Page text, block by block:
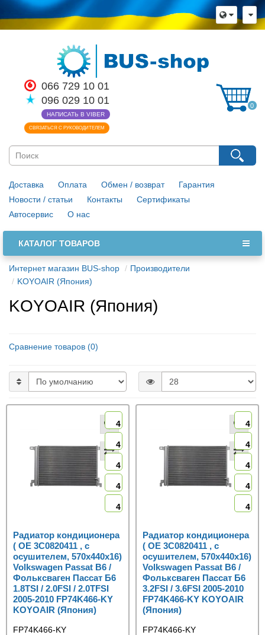
066 729 10 01
096 029 10 01
НАПИСАТЬ В VIBER
СВЯЗАТЬСЯ С РУКОВОДИТЕЛЕМ
0
Доставка Оплата Обмен / возврат
Гарантия
Новости / статьи
Контакты
Сертификаты
Автосервис
О нас
КАТАЛОГ ТОВАРОВ
Интернет магазин BUS-shop
Производители
KOYOAIR (Япония)
KOYOAIR (Япония)
Сравнение товаров (0)
4
4
4
4
4
Радиатор кондиционера
( OE 3C0820411 , с
осушителем, 570x440x16)
Volkswagen Passat B6 /
Фольксваген Пассат Б6
1.8TSI / 2.0FSI / 2.0TFSI
2005-2010 FP74K466-KY
KOYOAIR (Япония)
FP74K466-KY
4
4
4
4
4
Радиатор кондиционера
( OE 3C0820411 , с
осушителем, 570x440x16)
Volkswagen Passat B6 /
Фольксваген Пассат Б6
3.2FSI / 3.6FSI 2005-2010
FP74K466-KY KOYOAIR
(Япония)
FP74K466-KY